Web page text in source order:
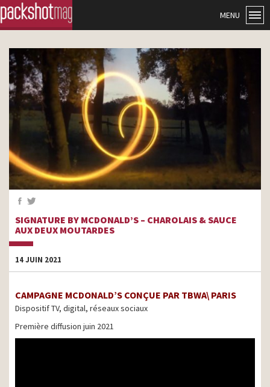
MENU
SIGNATURE BY MCDONALD’S – CHAROLAIS & SAUCE
AUX DEUX MOUTARDES
14 JUIN 2021
CAMPAGNE MCDONALD’S CONÇUE PAR TBWA\ PARIS
Dispositif TV, digital, réseaux sociaux
Première diffusion juin 2021